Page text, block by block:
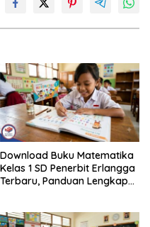
Download Buku Matematika
Kelas 1 SD Penerbit Erlangga
Terbaru, Panduan Lengkap
Legal